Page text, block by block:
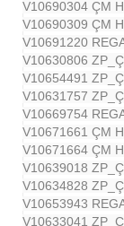
V10690304 ÇM
V10690309 ÇM
V10691220
V10630806
V10654491
V10631757
V10669754
V10671661 ÇM
V10671664 ÇM
V10639018
V10634828
V10653943
V10633041